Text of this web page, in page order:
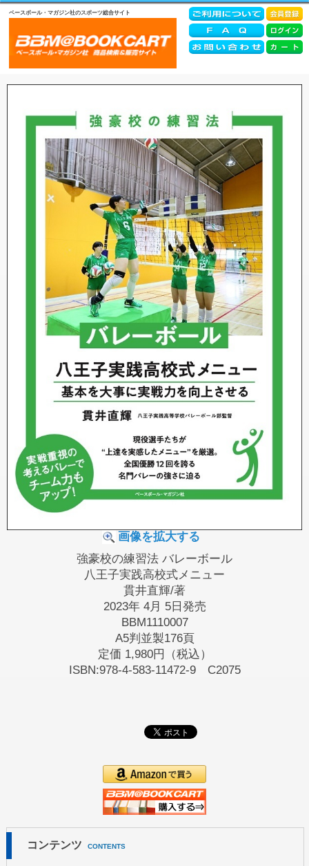
ベースボール・マガジン社のスポーツ総合サイト
画像を拡大する
強豪校の練習法 バレーボール
八王子実践高校式メニュー
貫井直輝/著
2023年 4月 5日発売
BBM1110007
A5判並製176頁
定価 1,980円（税込）
ISBN:978-4-583-11472-9 C2075
コンテンツ CONTENTS